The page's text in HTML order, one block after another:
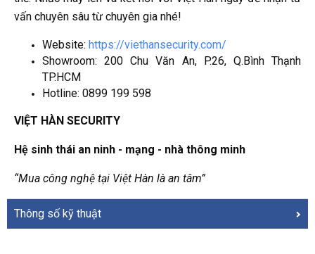
vấn chuyên sâu từ chuyên gia nhé!
Website: https://viethansecurity.com/
Showroom: 200 Chu Văn An, P.26, Q.Bình Thạnh
TP.HCM
Hotline: 0899 199 598
VIỆT HÀN SECURITY
Hệ sinh thái an ninh - mạng - nhà thông minh
“Mua công nghệ tại Việt Hàn là an tâm”
Thông số kỹ thuật